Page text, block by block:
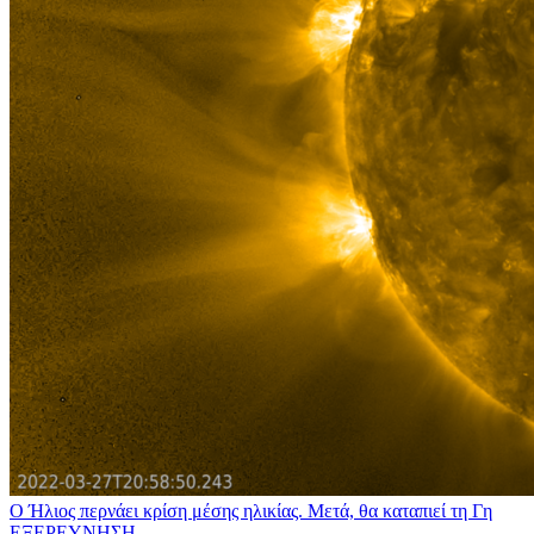
Ο Ήλιος περνάει κρίση μέσης ηλικίας. Μετά, θα καταπιεί τη Γη